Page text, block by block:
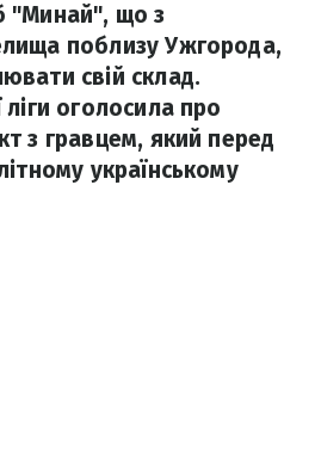
"Минай", що з
поблизу Ужгорода,
свій склад.
оголосила про
з гравцем, який перед
українському